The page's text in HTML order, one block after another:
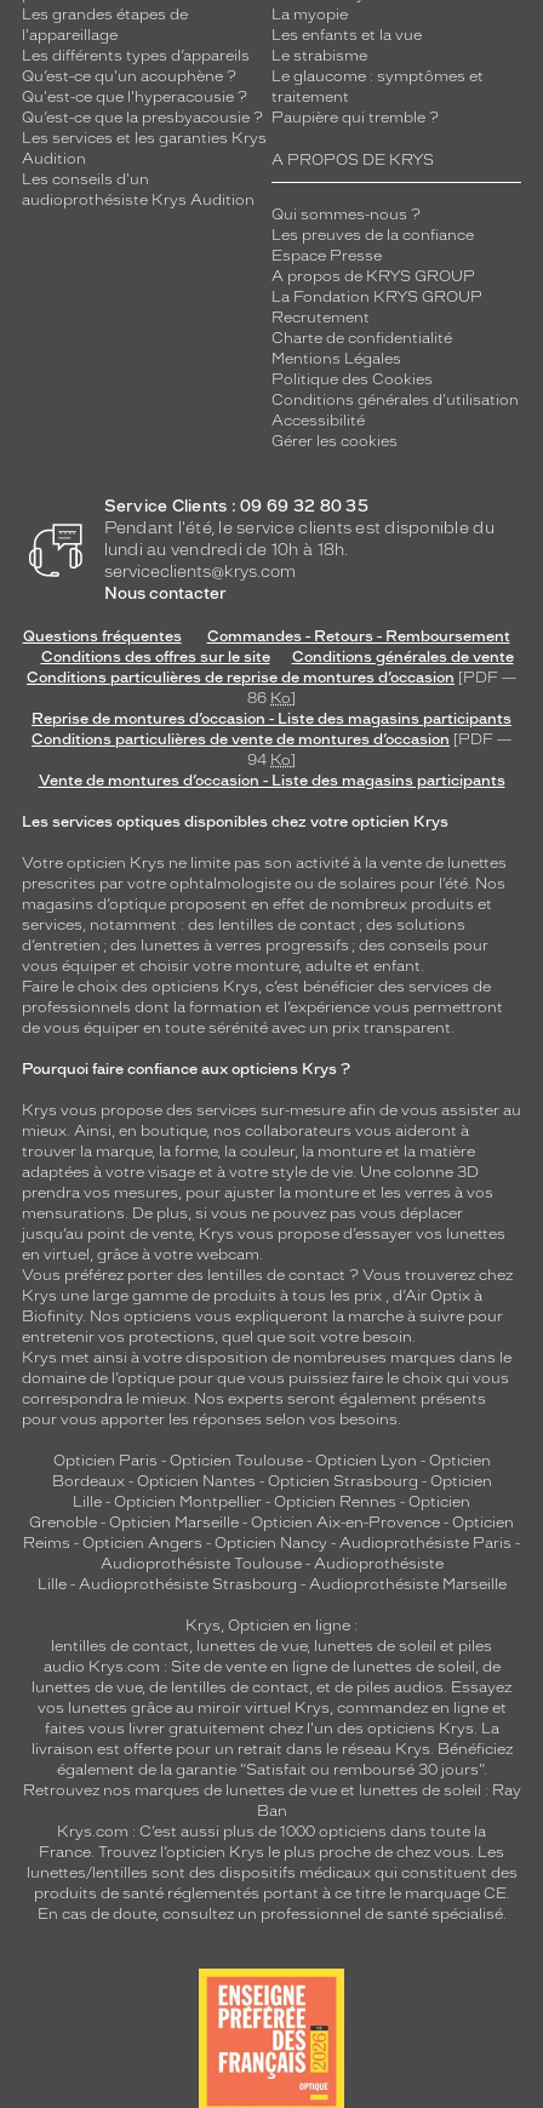
Les grandes étapes de
l'appareillage
Les différents types d’appareils
Qu’est-ce qu'un acouphène ?
Qu'est-ce que l'hyperacousie ?
Qu’est-ce que la presbyacousie ?
Les services et les garanties Krys
Audition
Les conseils d'un
audioprothésiste Krys Audition
La myopie
Les enfants et la vue
Le strabisme
Le glaucome : symptômes et
traitement
Paupière qui tremble ?
A PROPOS DE KRYS
Qui sommes-nous ?
Les preuves de la confiance
Espace Presse
A propos de KRYS GROUP
La Fondation KRYS GROUP
Recrutement
Charte de confidentialité
Mentions Légales
Politique des Cookies
Conditions générales d'utilisation
Accessibilité
Gérer les cookies
Service Clients : 09 69 32 80 35
Pendant l'été, le service clients est disponible du
lundi au vendredi de 10h à 18h.
serviceclients@krys.com
Nous contacter
Questions fréquentes
Commandes - Retours - Remboursement
Conditions des offres sur le site
Conditions générales de vente
Conditions particulières de reprise de montures d’occasion [PDF —
86 Ko]
Reprise de montures d’occasion - Liste des magasins participants
Conditions particulières de vente de montures d’occasion [PDF —
94 Ko]
Vente de montures d’occasion - Liste des magasins participants
Les services optiques disponibles chez votre opticien Krys
Votre opticien Krys ne limite pas son activité à la vente de lunettes
prescrites par votre ophtalmologiste ou de solaires pour l’été. Nos
magasins d’optique proposent en effet de nombreux produits et
services, notamment : des lentilles de contact ; des solutions
d’entretien ; des lunettes à verres progressifs ; des conseils pour
vous équiper et choisir votre monture, adulte et enfant.
Faire le choix des opticiens Krys, c’est bénéficier des services de
professionnels dont la formation et l’expérience vous permettront
de vous équiper en toute sérénité avec un prix transparent.
Pourquoi faire confiance aux opticiens Krys ?
Krys vous propose des services sur-mesure afin de vous assister au
mieux. Ainsi, en boutique, nos collaborateurs vous aideront à
trouver la marque, la forme, la couleur, la monture et la matière
adaptées à votre visage et à votre style de vie. Une colonne 3D
prendra vos mesures, pour ajuster la monture et les verres à vos
mensurations. De plus, si vous ne pouvez pas vous déplacer
jusqu’au point de vente, Krys vous propose d’essayer vos lunettes
en virtuel, grâce à votre webcam.
Vous préférez porter des lentilles de contact ? Vous trouverez chez
Krys une large gamme de produits à tous les prix , d’Air Optix à
Biofinity. Nos opticiens vous expliqueront la marche à suivre pour
entretenir vos protections, quel que soit votre besoin.
Krys met ainsi à votre disposition de nombreuses marques dans le
domaine de l’optique pour que vous puissiez faire le choix qui vous
correspondra le mieux. Nos experts seront également présents
pour vous apporter les réponses selon vos besoins.
Opticien Paris - Opticien Toulouse- Opticien Lyon - Opticien
Bordeaux- Opticien Nantes - Opticien Strasbourg - Opticien
Lille - Opticien Montpellier - Opticien Rennes - Opticien
Grenoble - Opticien Marseille - Opticien Aix-en-Provence - Opticien
Reims - Opticien Angers - Opticien Nancy - Audioprothésiste Paris -
Audioprothésiste Toulouse- Audioprothésiste
Lille- Audioprothésiste Strasbourg - Audioprothésiste Marseille
Krys, Opticien en ligne :
lentilles de contact, lunettes de vue, lunettes de soleil et piles
audio Krys.com : Site de vente en ligne de lunettes de soleil, de
lunettes de vue, de lentilles de contact, et de piles audios. Essayez
vos lunettes grâce au miroir virtuel Krys, commandez en ligne et
faites vous livrer gratuitement chez l'un des opticiens Krys. La
livraison est offerte pour un retrait dans le réseau Krys. Bénéficiez
également de la garantie "Satisfait ou remboursé 30 jours".
Retrouvez nos marques de lunettes de vue et lunettes de soleil : Ray
Ban
Krys.com : C’est aussi plus de 1000 opticiens dans toute la
France. Trouvez l’opticien Krys le plus proche de chez vous. Les
lunettes/lentilles sont des dispositifs médicaux qui constituent des
produits de santé réglementés portant à ce titre le marquage CE.
En cas de doute, consultez un professionnel de santé spécialisé.